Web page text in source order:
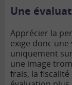
Une
Apprécier la
exige donc une
uniquement
une image
frais, la